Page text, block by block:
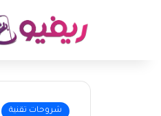
شروحات تقنية